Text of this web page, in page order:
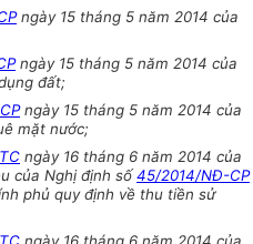
ngày 15 tháng 5 năm 2014 của
ngày 15 tháng 5 năm 2014 của
đất;
ngày 15 tháng 5 năm 2014 của
mặt nước;
ngày 16 tháng 6 năm 2014 của
của Nghị định số45/2014/NĐ-CP
phủ quy định về thu tiền sử